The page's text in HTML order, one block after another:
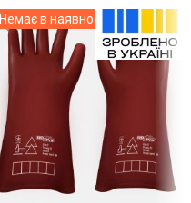
Немає в наявності